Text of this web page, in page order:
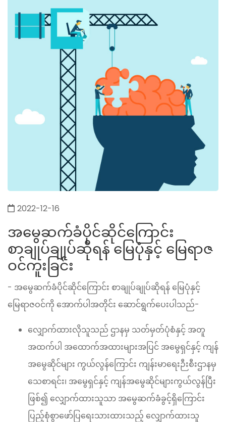
2022-12-16
အမွေဆက်ခံပိုင်ဆိုင်ကြောင်း
စာချုပ်ချုပ်ဆိုရန် မြေပုံနှင့် မြေရာဇ
ဝင်ကူးခြင်း
- အမွေဆက်ခံပိုင်ဆိုင်ကြောင်း စာချုပ်ချုပ်ဆိုရန် မြေပုံနှင့်
မြေရာဇဝင်ကို အောက်ပါအတိုင်း ဆောင်ရွက်ပေးပါသည်-
လျှောက်ထားလိုသူသည် ဌာနမှ သတ်မှတ်ပုံစံနှင့် အတူ
အထက်ပါ အထောက်အထားများအပြင် အမွေရှင်နှင့် ကျန်
အမွေဆိုင်များ ကွယ်လွန်ကြောင်း ကျန်းမာရေးဉီးစီးဌာနမှ
သေစာရင်း၊ အမွေရှင်နှင့် ကျန်အမွေဆိုင်များကွယ်လွန်ပြီး
ဖြစ်၍ လျှောက်ထားသူသာ အမွေဆက်ခံခွင့်ရှိကြောင်း
ပြည့်စုံစွာဖော်ပြရေးသားထားသည့် လျှောက်ထားသူ